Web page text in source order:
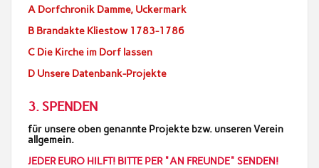
A Dorfchronik Damme, Uckermark
B Brandakte Kliestow 1783-1786
C Die Kirche im Dorf lassen
D Unsere Datenbank-Projekte
3. SPENDEN
für unsere oben genannte Projekte bzw. unseren Verein
allgemein.
JEDER EURO HILFT! BITTE PER "AN FREUNDE" SENDEN!